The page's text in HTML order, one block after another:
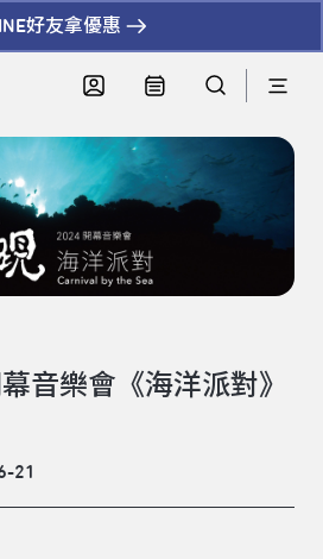
好友拿優惠
音樂會《海洋派對》
21